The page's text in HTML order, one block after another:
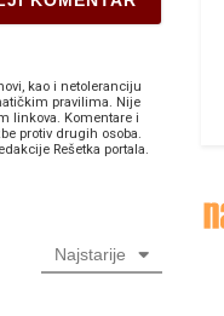
kao i netoleranciju
pravilima. Nije
linkova. Komentare i
protiv drugih osoba.
Rešetka portala.
Najstarije